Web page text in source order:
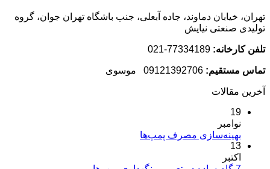
تهران، خیابان دماوند، جاده آبعلی، جنب باشگاه تهران جوان، گروه
تولیدی صنعتی نیایش
تلفن کارخانه: 77334189-021
تماس مستقیم: 09121392706 موسوی
آخرین مقالات
19
نوامبر
بهینه‌سازی مصرف پمپ‌ها
13
اکتبر